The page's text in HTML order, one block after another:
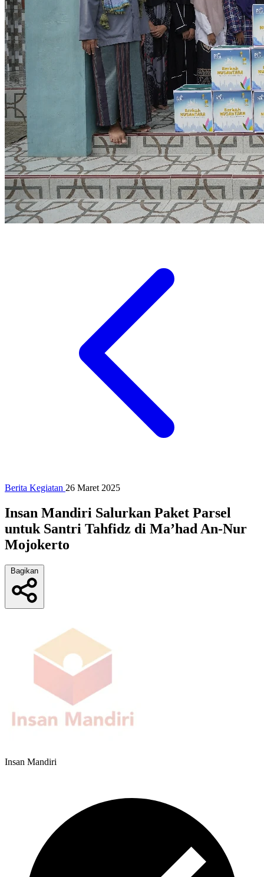
Berita Kegiatan 26 Maret 2025
Insan Mandiri Salurkan Paket Parsel
untuk Santri Tahfidz di Ma’had An-Nur
Mojokerto
Bagikan
Insan Mandiri